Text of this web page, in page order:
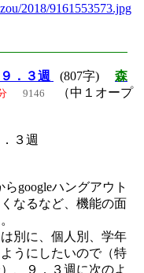
2018/9161553573.jpg
．３週 (807字) 森
9146
（中１オープ
３週
googleハングアウト
なるなど、機能の面
別に、個人別、学年
うにしたいので（特
、９．３週に次のよ